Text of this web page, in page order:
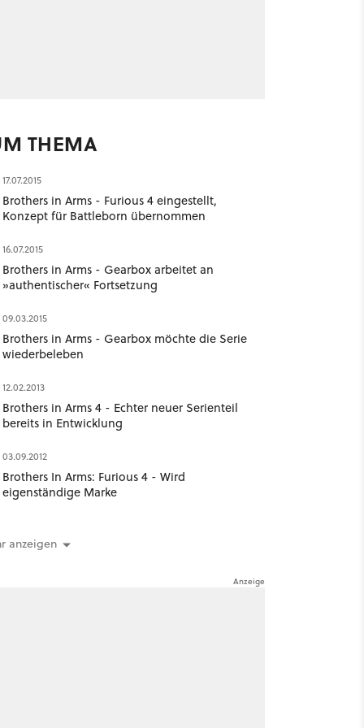
THEMA
17.07.2015
Brothers in Arms - Furious 4 eingestellt,
Konzept für Battleborn übernommen
16.07.2015
Brothers in Arms - Gearbox arbeitet an
»authentischer« Fortsetzung
09.03.2015
Brothers in Arms - Gearbox möchte die Serie
wiederbeleben
12.02.2013
Brothers in Arms 4 - Echter neuer Serienteil
bereits in Entwicklung
03.09.2012
Brothers In Arms: Furious 4 - Wird
eigenständige Marke
anzeigen